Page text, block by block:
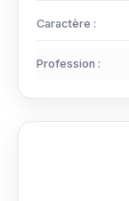
Caractère :
Profession :